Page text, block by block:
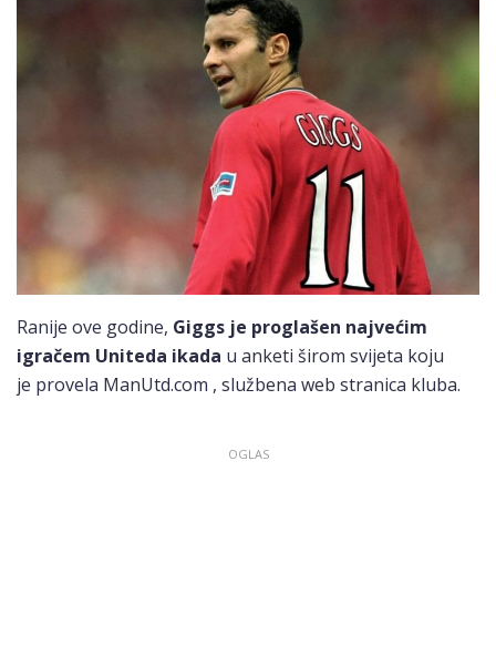
Ranije ove godine, Giggs je proglašen najvećim
igračem Uniteda ikada u anketi širom svijeta koju
je provela ManUtd.com , službena web stranica kluba.